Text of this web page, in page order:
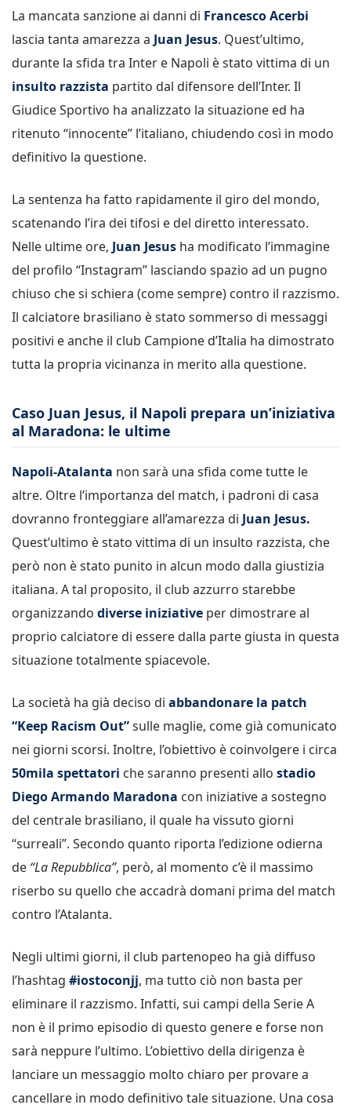
La mancata sanzione ai danni di Francesco Acerbi
lascia tanta amarezza a Juan Jesus. Quest’ultimo,
durante la sfida tra Inter e Napoli è stato vittima di un
insulto razzista partito dal difensore dell’Inter. Il
Giudice Sportivo ha analizzato la situazione ed ha
ritenuto “innocente” l’italiano, chiudendo così in modo
definitivo la questione.
La sentenza ha fatto rapidamente il giro del mondo,
scatenando l’ira dei tifosi e del diretto interessato.
Nelle ultime ore, Juan Jesus ha modificato l’immagine
del profilo “Instagram” lasciando spazio ad un pugno
chiuso che si schiera (come sempre) contro il razzismo.
Il calciatore brasiliano è stato sommerso di messaggi
positivi e anche il club Campione d’Italia ha dimostrato
tutta la propria vicinanza in merito alla questione.
Caso Juan Jesus, il Napoli prepara un’iniziativa
al Maradona: le ultime
Napoli-Atalanta non sarà una sfida come tutte le
altre. Oltre l’importanza del match, i padroni di casa
dovranno fronteggiare all’amarezza di Juan Jesus.
Quest’ultimo è stato vittima di un insulto razzista, che
però non è stato punito in alcun modo dalla giustizia
italiana. A tal proposito, il club azzurro starebbe
organizzando diverse iniziative per dimostrare al
proprio calciatore di essere dalla parte giusta in questa
situazione totalmente spiacevole.
La società ha già deciso di abbandonare la patch
“Keep Racism Out”sulle maglie, come già comunicato
nei giorni scorsi. Inoltre, l’obiettivo è coinvolgere i circa
50mila spettatori che saranno presenti allo stadio
Diego Armando Maradona con iniziative a sostegno
del centrale brasiliano, il quale ha vissuto giorni
“surreali”. Secondo quanto riporta l’edizione odierna
de “La Repubblica”, però, al momento c’è il massimo
riserbo su quello che accadrà domani prima del match
contro l’Atalanta.
Negli ultimi giorni, il club partenopeo ha già diffuso
l’hashtag #iostoconjj, ma tutto ciò non basta per
eliminare il razzismo. Infatti, sui campi della Serie A
non è il primo episodio di questo genere e forse non
sarà neppure l’ultimo. L’obiettivo della dirigenza è
lanciare un messaggio molto chiaro per provare a
cancellare in modo definitivo tale situazione. Una cosa